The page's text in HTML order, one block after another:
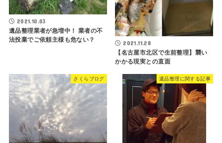
2021.10.03
遺品整理業者が急増中！ 業者の不
法投棄でご依頼主様も危ない？
2021.11.28
【名古屋市北区で生前整理】襲い
かかる現実との直面
さくらブログ 遺品整理に関する記事